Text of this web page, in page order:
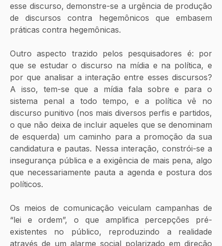
esse discurso, demonstre-se a urgência de produção
de discursos contra hegemônicos que embasem
práticas contra hegemônicas.
Outro aspecto trazido pelos pesquisadores é: por
que se estudar o discurso na mídia e na política, e
por que analisar a interação entre esses discursos?
A isso, tem-se que a mídia fala sobre e para o
sistema penal a todo tempo, e a política vê no
discurso punitivo (nos mais diversos perfis e partidos,
o que não deixa de incluir aqueles que se denominam
de esquerda) um caminho para a promoção da sua
candidatura e pautas. Nessa interação, constrói-se a
insegurança pública e a exigência de mais pena, algo
que necessariamente pauta a agenda e postura dos
políticos.
Os meios de comunicação veiculam campanhas de
“lei e ordem”, o que amplifica percepções pré-
existentes no público, reproduzindo a realidade
através de um alarme social polarizado em direção